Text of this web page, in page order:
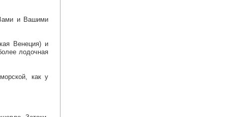
Вами и Вашими
Венеция) и
лодочная
как у